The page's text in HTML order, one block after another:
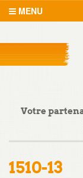
MENU
Votre
1510-13